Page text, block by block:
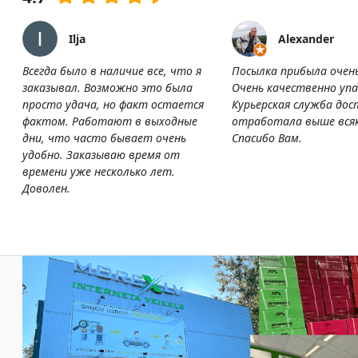
Ilja
Всегда было в наличие все, что я
заказывал. Возможно это была
просто удача, но факт остается
фактом. Работают в выходные
дни, что часто бывает очень
удобно. Заказываю время от
времени уже несколько лет.
Доволен.
Alexander
Посылка прибыла
Очень качественно
Курьерская служба
отработала выше
Спасибо Вам.